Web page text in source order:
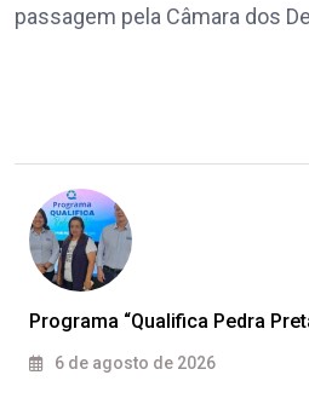
passagem pela Câmara dos
Programa “Qualifica Pedra
6 de agosto de 2026